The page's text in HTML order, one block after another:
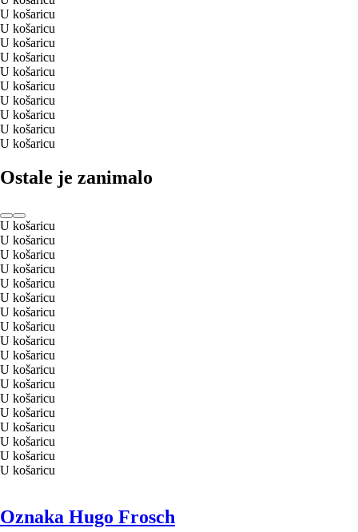
U košaricu
U košaricu
U košaricu
U košaricu
U košaricu
U košaricu
U košaricu
U košaricu
U košaricu
U košaricu
Ostale je zanimalo
U košaricu
U košaricu
U košaricu
U košaricu
U košaricu
U košaricu
U košaricu
U košaricu
U košaricu
U košaricu
U košaricu
U košaricu
U košaricu
U košaricu
U košaricu
U košaricu
U košaricu
U košaricu
Oznaka Hugo Frosch